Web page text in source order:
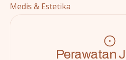
Medis & Estetika
Perawatan